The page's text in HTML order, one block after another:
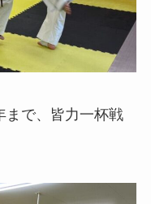
まで、皆力一杯戦